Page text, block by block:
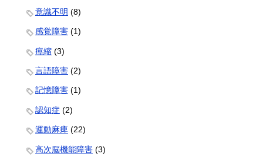
意識不明 (8)
感覚障害 (1)
痙縮 (3)
言語障害 (2)
記憶障害 (1)
認知症 (2)
運動麻痺 (22)
高次脳機能障害 (3)